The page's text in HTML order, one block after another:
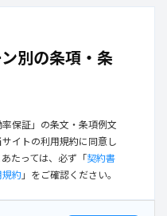
別の条項・条
保証」の条文・条項例文
イトの利用規約に同意し
たっては、必ず「契約書
規約 」をご確認ください。